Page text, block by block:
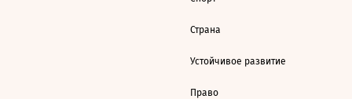
Страна
Устойчивое развитие
Право